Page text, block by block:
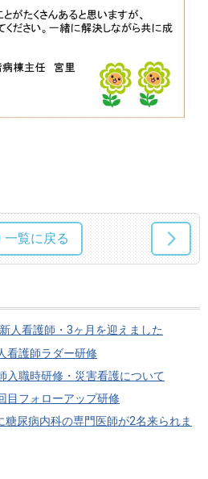
一覧に戻る
人看護師・3ヶ月を迎えました
看護師ラダー研修
入職時研修・災害看護について
フォローアップ研修
尿病内科の専門医師が2名来られま